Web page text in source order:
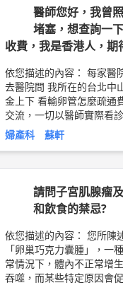
醫師您好，我曾
堵塞，想查詢一
收費，我是香港人，
依您描述的內容： 每家醫
去醫院問 我所在的台北中
金上下 看輸卵管怎麼疏通費用會
交流，一切以醫師實際看診為準。 美迪婦
台北中山醫院專任主治醫
婦產科 蘇軒
請問子宮肌腺瘤
和飲食的禁忌?
依您描述的內容： 您所陳述的「卵巢囊腫」應該是指
「卵巢巧克力囊腫」，一
常情況下，體內不正常增
吞噬，而某些特定原因會